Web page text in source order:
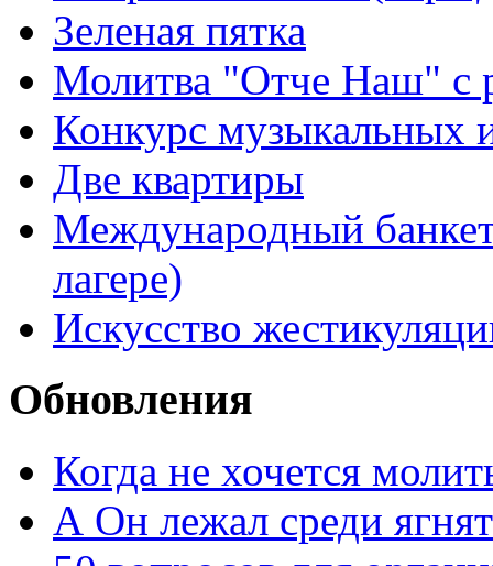
Зеленая пятка
Молитва "Отче Наш" с
Конкурс музыкальных
Две квартиры
Международный
лагере)
Искусство
Обновления
Когда не хочется
А Он лежал среди ягнят